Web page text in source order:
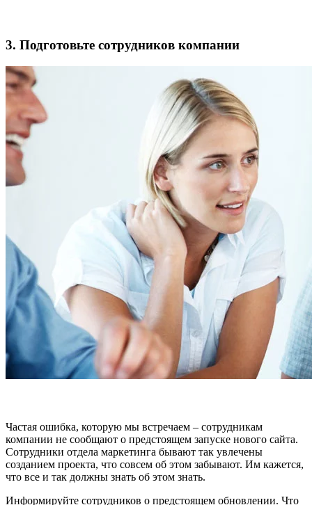
3. Подготовьте сотрудников компании
Частая ошибка, которую мы встречаем – сотрудникам
компании не сообщают о предстоящем запуске нового сайта.
Сотрудники отдела маркетинга бывают так увлечены
созданием проекта, что совсем об этом забывают. Им кажется,
что все и так должны знать об этом знать.
Информируйте сотрудников о предстоящем обновлении. Что